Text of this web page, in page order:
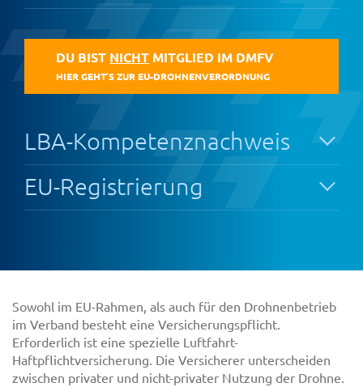
DU BIST NICHT MITGLIED IM DMFV
HIER GEHT’S ZUR EU-DROHNENVERORDNUNG
LBA-Kompetenznachweis
EU-Registrierung
Sowohl im EU-Rahmen, als auch für den Drohnenbetrieb
im Verband besteht eine Versicherungspflicht.
Erforderlich ist eine spezielle Luftfahrt-
Haftpflichtversicherung. Die Versicherer unterscheiden
zwischen privater und nicht-privater Nutzung der Drohne.